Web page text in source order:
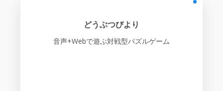
どうぶつびより
音声+Webで遊ぶ対戦型パズルゲーム